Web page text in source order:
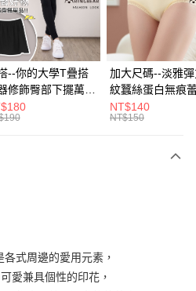
哥大用戶可立即使用無須另外申請。
的期數、繳款截止日，確認付款後即完
額請依後續交易確認頁面所載為準。
交易或遇審核未通過，訂單將自動取
後才付款」的支付方式。 讓您購物簡單
卡、不需儲值。
--你的大學T疊搭
修飾臀部下擺萬用
裙/遮臀裙(黑2L-
Q155眼圈熊中大
加大尺碼--淡雅
紋蠶絲蛋白無痕
角內褲(白.粉.藍.
3L)-L28眼圈熊中
NT$140
NT$150
式周邊的愛用元素，
愛兼具個性的印花，